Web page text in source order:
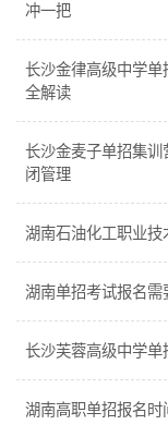
冲一把
长沙金律高级中学
全解读
长沙金麦子单招集
闭管理
湖南石油化工职业
湖南单招考试报名需
长沙芙蓉高级中学单
湖南高职单招报名